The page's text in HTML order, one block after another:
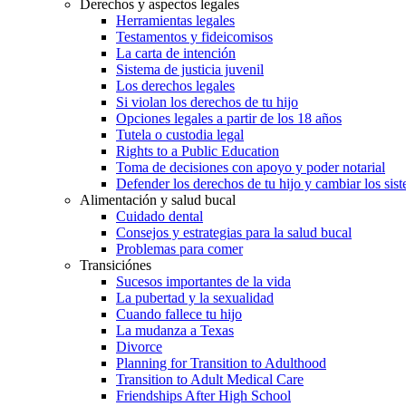
Derechos y aspectos legales
Herramientas legales
Testamentos y fideicomisos
La carta de intención
Sistema de justicia juvenil
Los derechos legales
Si violan los derechos de tu hijo
Opciones legales a partir de los 18 años
Tutela o custodia legal
Rights to a Public Education
Toma de decisiones con apoyo y poder notarial
Defender los derechos de tu hijo y cambiar los
Alimentación y salud bucal
Cuidado dental
Consejos y estrategias para la salud bucal
Problemas para comer
Transiciónes
Sucesos importantes de la vida
La pubertad y la sexualidad
Cuando fallece tu hijo
La mudanza a Texas
Divorce
Planning for Transition to Adulthood
Transition to Adult Medical Care
Friendships After High School